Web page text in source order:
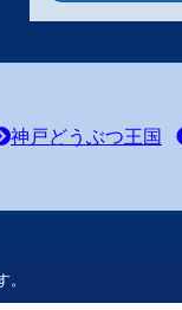
神戸どうぶつ王国